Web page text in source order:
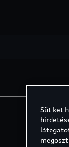
Sütiket